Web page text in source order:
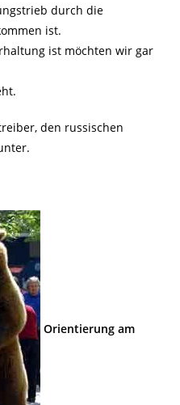
durch die
ist.
ist möchten wir gar
den russischen
Orientierung am